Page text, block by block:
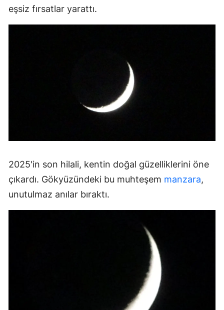
eşsiz fırsatlar yarattı.
2025'in son hilali, kentin doğal güzelliklerini öne
çıkardı. Gökyüzündeki bu muhteşem manzara,
unutulmaz anılar bıraktı.